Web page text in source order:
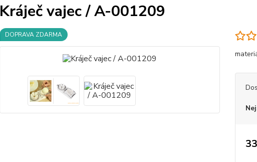
Kráječ vajec / A-001209
DOPRAVA ZDARMA